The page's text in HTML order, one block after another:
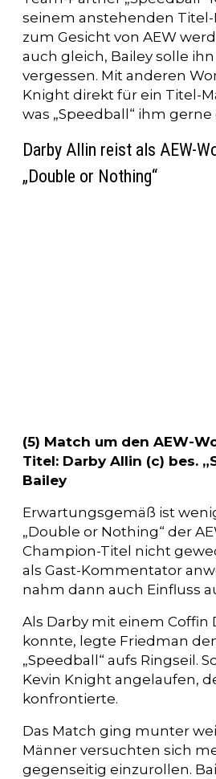
seinem anstehenden Titel-
zum Gesicht von AEW
auch gleich, Bailey solle
vergessen. Mit anderen
Knight direkt für ein Titel-
was „Speedball“ ihm
Darby Allin reist als AEW-
„Double or Nothing“
(5) Match um den AEW-
Titel: Darby Allin (c) bes.
Bailey
Erwartungsgemäß ist
„Double or Nothing“ der
Champion-Titel nicht
als Gast-Kommentator
nahm dann auch Einfluss
Als Darby mit einem Coffin
konnte, legte Friedman
„Speedball“ aufs Ringseil.
Kevin Knight angelaufen,
konfrontierte.
Das Match ging munter
Männer versuchten sich
gegenseitig einzurollen.